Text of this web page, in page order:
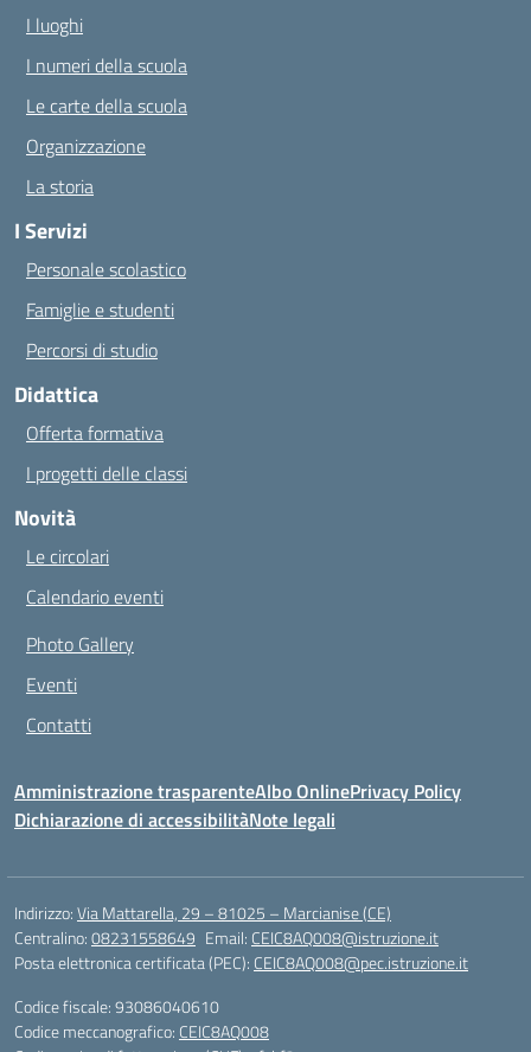
I luoghi
I numeri della scuola
Le carte della scuola
Organizzazione
La storia
I Servizi
Personale scolastico
Famiglie e studenti
Percorsi di studio
Didattica
Offerta formativa
I progetti delle classi
Novità
Le circolari
Calendario eventi
Photo Gallery
Eventi
Contatti
Amministrazione trasparenteAlbo OnlinePrivacy Policy
Dichiarazione di accessibilitàNote legali
Indirizzo:Via Mattarella, 29 – 81025 – Marcianise (CE)
Centralino:08231558649 Email: CEIC8AQ008@istruzione.it
Posta elettronica certificata (PEC): CEIC8AQ008@pec.istruzione.it
Codice fiscale: 93086040610
Codice meccanografico: CEIC8AQ008